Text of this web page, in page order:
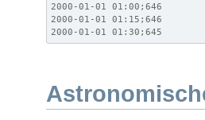
2000-01-01 01:00;646
2000-01-01 01:15;646
2000-01-01 01:30;645